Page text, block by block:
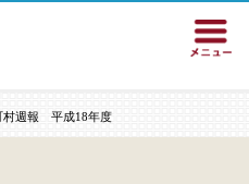
村週報 平成18年度